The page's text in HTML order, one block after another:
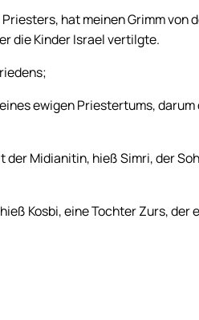
hat meinen Grimm von
die Kinder Israel vertilgte.
ewigen Priestertums,
Midianitin, hieß Simri, der
Kosbi, eine Tochter Zurs, der